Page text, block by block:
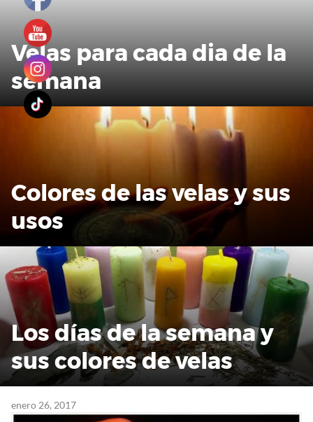
Velas para cada dia de la
semana
Colores de las velas y sus
usos
Los días de la semana y
sus colores de velas
enero 26, 2017